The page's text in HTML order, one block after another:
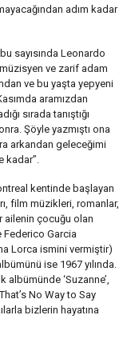
adım kadar
sayısında Leonardo
ve zarif adam
ve bu yaşta yepyeni
aramızdan
sırada tanıştığı
Şöyle yazmıştı ona
arkandan geleceğimi
kadar”.
kentinde başlayan
film müzikleri, romanlar,
ailenin çocuğu olan
Federico Garcia
Lorca ismini vermiştir)
ise 1967 yılında.
albümünde ‘Suzanne’,
No Way to Say
bizlerin hayatına